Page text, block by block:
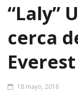
“Laly”
cerca
Everest
18 mayo, 2016